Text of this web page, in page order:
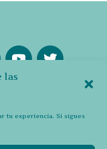
las
tu experiencia. Si sigues